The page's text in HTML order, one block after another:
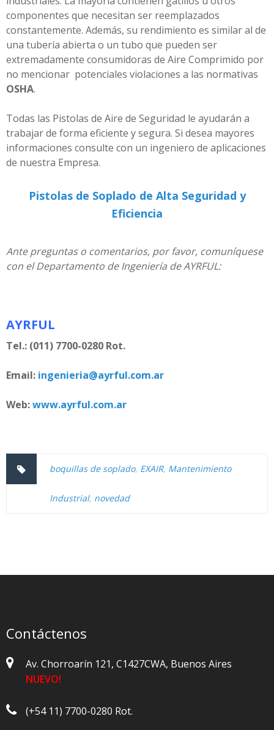
componentes que necesitan ser reemplazados
constantemente. Además, su rendimiento es similar al de
una tubería abierta o un tubo que pueden ser
extremadamente consumidoras de Aire Comprimido por
no mencionar potenciales violaciones a las normativas
OSHA.
Todas las Pistolas de Aire de Seguridad le ayudarán a
trabajar de forma eficiente y segura. Si desea mayores
informaciones consulte con un ingeniero de aplicaciones
de nuestra Empresa.
Pistolas de Soplado de Alta Seguridad y
Eficiencia
Ante preguntas o comentarios, por favor, comuníquese
con el Departamento de Ingeniería de AYRFUL:
AYRFUL
Tel.: (011) 7700-0280 Rot.
Email: ingenieria@ayrful.com.ar
Web:www.ayrful.com.ar
boquillas de soplado, EXAIR, Mantenimiento
Industrial, novedad
Contáctenos
Av. Chorroarín 121, C1427CWA, Buenos Aires
NUEVO!
(+54 11) 7700-0280 Rot.